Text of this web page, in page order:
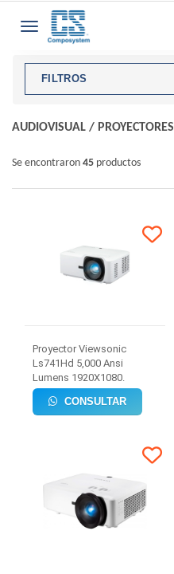
Toggle navigation
FILTROS
AUDIOVISUAL / PROYECTORES
Se encontraron 45 productos
Proyector Viewsonic
Ls741Hd 5,000 Ansi
Lumens 1920X1080.
CONSULTAR